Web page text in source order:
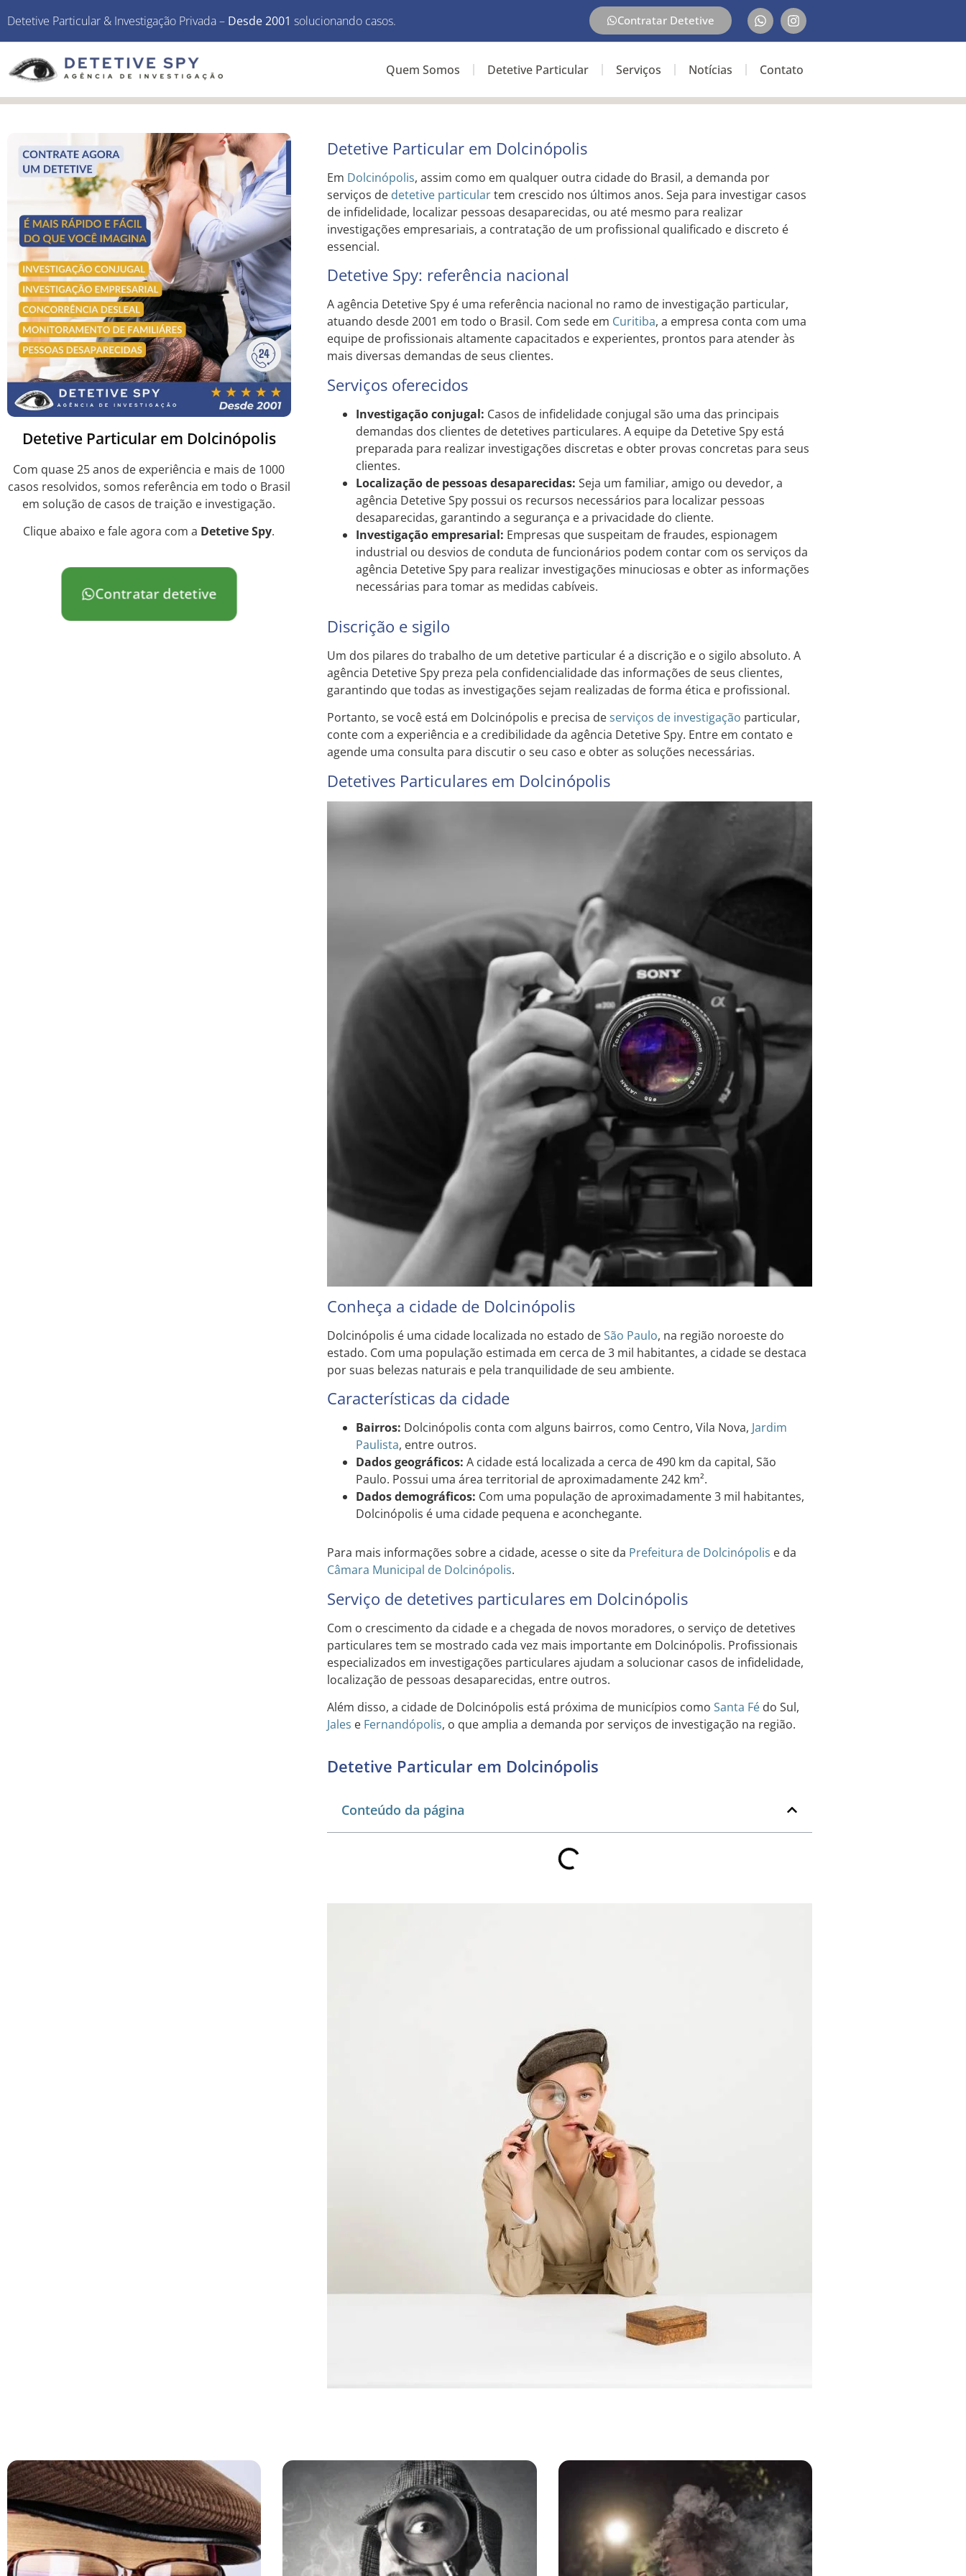
Detetive Particular & Investigação Privada – Desde 2001 solucionando casos. Contratar Detetive
Quem Somos Detetive Particular Serviços Notícias Contato
Detetive Particular em Dolcinópolis
Com quase 25 anos de experiência e mais de 1000
casos resolvidos, somos referência em todo o Brasil
em solução de casos de traição e investigação.
Clique abaixo e fale agora com a Detetive Spy.
Contratar detetive
Detetive Particular em Dolcinópolis
Em Dolcinópolis, assim como em qualquer outra cidade do Brasil, a demanda por
serviços de detetive particulartem crescido nos últimos anos. Seja para investigar casos
de infidelidade, localizar pessoas desaparecidas, ou até mesmo para realizar
investigações empresariais, a contratação de um profissional qualificado e discreto é
essencial.
Detetive Spy: referência nacional
A agência Detetive Spy é uma referência nacional no ramo de investigação particular,
atuando desde 2001 em todo o Brasil. Com sede em Curitiba, a empresa conta com uma
equipe de profissionais altamente capacitados e experientes, prontos para atender às
mais diversas demandas de seus clientes.
Serviços oferecidos
Investigação conjugal: Casos de infidelidade conjugal são uma das principais
demandas dos clientes de detetives particulares. A equipe da Detetive Spy está
preparada para realizar investigações discretas e obter provas concretas para seus
clientes.
Localização de pessoas desaparecidas: Seja um familiar, amigo ou devedor, a
agência Detetive Spy possui os recursos necessários para localizar pessoas
desaparecidas, garantindo a segurança e a privacidade do cliente.
Investigação empresarial: Empresas que suspeitam de fraudes, espionagem
industrial ou desvios de conduta de funcionários podem contar com os serviços da
agência Detetive Spy para realizar investigações minuciosas e obter as informações
necessárias para tomar as medidas cabíveis.
Discrição e sigilo
Um dos pilares do trabalho de um detetive particular é a discrição e o sigilo absoluto. A
agência Detetive Spy preza pela confidencialidade das informações de seus clientes,
garantindo que todas as investigações sejam realizadas de forma ética e profissional.
Portanto, se você está em Dolcinópolis e precisa deserviços de investigação particular,
conte com a experiência e a credibilidade da agência Detetive Spy. Entre em contato e
agende uma consulta para discutir o seu caso e obter as soluções necessárias.
Detetives Particulares em Dolcinópolis
Conheça a cidade de Dolcinópolis
Dolcinópolis é uma cidade localizada no estado deSão Paulo, na região noroeste do
estado. Com uma população estimada em cerca de 3 mil habitantes, a cidade se destaca
por suas belezas naturais e pela tranquilidade de seu ambiente.
Características da cidade
Bairros: Dolcinópolis conta com alguns bairros, como Centro, Vila Nova, Jardim
Paulista, entre outros.
Dados geográficos: A cidade está localizada a cerca de 490 km da capital, São
Paulo. Possui uma área territorial de aproximadamente 242 km².
Dados demográficos: Com uma população de aproximadamente 3 mil habitantes,
Dolcinópolis é uma cidade pequena e aconchegante.
Para mais informações sobre a cidade, acesse o site da Prefeitura de Dolcinópolis e da
Câmara Municipal de Dolcinópolis.
Serviço de detetives particulares em Dolcinópolis
Com o crescimento da cidade e a chegada de novos moradores, o serviço de detetives
particulares tem se mostrado cada vez mais importante em Dolcinópolis. Profissionais
especializados em investigações particulares ajudam a solucionar casos de infidelidade,
localização de pessoas desaparecidas, entre outros.
Além disso, a cidade de Dolcinópolis está próxima de municípios como Santa Fédo Sul,
Jales e Fernandópolis, o que amplia a demanda por serviços de investigação na região.
Detetive Particular em Dolcinópolis
Conteúdo da página